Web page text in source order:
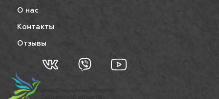
О нас
Контакты
Отзывы